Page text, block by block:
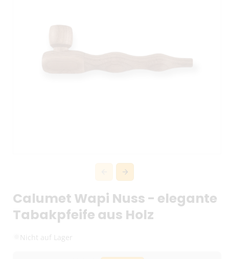
Calumet Wapi Nuss - elegante
Tabakpfeife aus Holz
Nicht auf Lager